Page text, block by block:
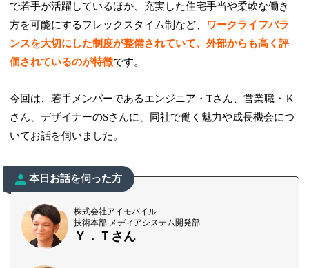
で若手が活躍しているほか、充実した住宅手当や柔軟な働き
方を可能にするフレックスタイム制など、
ワークライフバラ
ンスを大切にした制度が整備されていて、外部からも高く評
価されているのが特徴です。
今回は、若手メンバーであるエンジニア・Tさん、営業職・Ｋ
さん、デザイナーのSさんに、同社で働く魅力や成長機会につ
いてお話を伺いました。
本日お話を伺った方
株式会社アイモバイル
技術本部 メディアシステム開発部
Ｙ．Ｔさん